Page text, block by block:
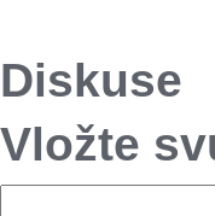
Diskuse
Vložte